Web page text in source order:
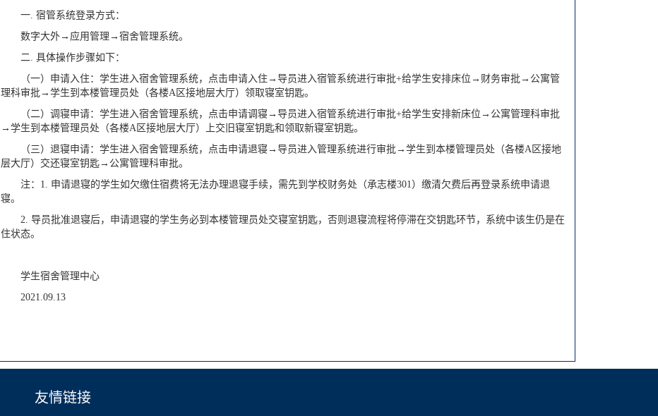
一. 宿管系统登录方式：
数字大外→应用管理→宿舍管理系统。
二. 具体操作步骤如下：
（一）申请入住：学生进入宿舍管理系统，点击申请入住→导员进入宿管系统进行审批+给学生安排床位→财务审批→公寓管
理科审批→学生到本楼管理员处（各楼A区接地层大厅）领取寝室钥匙。
（二）调寝申请：学生进入宿舍管理系统，点击申请调寝→导员进入宿管系统进行审批+给学生安排新床位→公寓管理科审批
→学生到本楼管理员处（各楼A区接地层大厅）上交旧寝室钥匙和领取新寝室钥匙。
（三）退寝申请：学生进入宿舍管理系统，点击申请退寝→导员进入管理系统进行审批→学生到本楼管理员处（各楼A区接地
层大厅）交还寝室钥匙→公寓管理科审批。
注：1. 申请退寝的学生如欠缴住宿费将无法办理退寝手续，需先到学校财务处（承志楼301）缴清欠费后再登录系统申请退
寝。
2. 导员批准退寝后，申请退寝的学生务必到本楼管理员处交寝室钥匙，否则退寝流程将停滞在交钥匙环节，系统中该生仍是在
住状态。
学生宿舍管理中心
2021.09.13
友情链接